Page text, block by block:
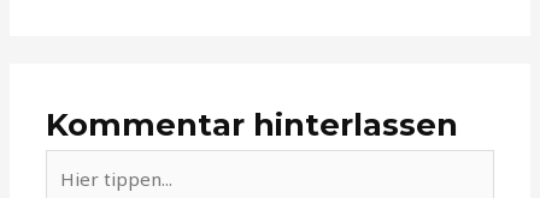
Kommentar hinterlassen
tippen...